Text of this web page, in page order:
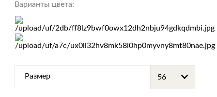
Варианты цвета:
Размер